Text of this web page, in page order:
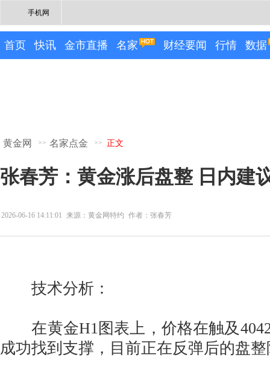
手机网
首页 快讯 金市直播 名家 财经要闻 行情 数据
黄金网 >> 名家点金 >> 正文
张春芳：黄金涨后盘整 日内建
2026-06-16 14:11:01 来源：黄金网特约 作者：张春芳
技术分析：
在黄金H1图表上，价格在触及
成功找到支撑，目前正在反弹后的盘